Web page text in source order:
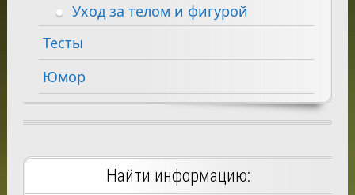
Уход за телом и фигурой
Тесты
Юмор
Найти информацию: